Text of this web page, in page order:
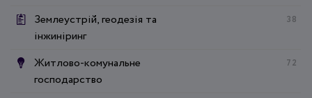
Землеустрій, геодезія та
інжиніринг
38
Житлово-комунальне
господарство
72